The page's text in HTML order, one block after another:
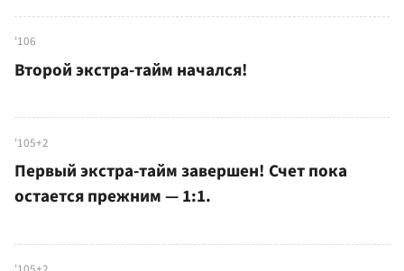
'106
Второй экстра-тайм начался!
'105+2
Первый экстра-тайм завершен! Счет пока
остается прежним — 1:1.